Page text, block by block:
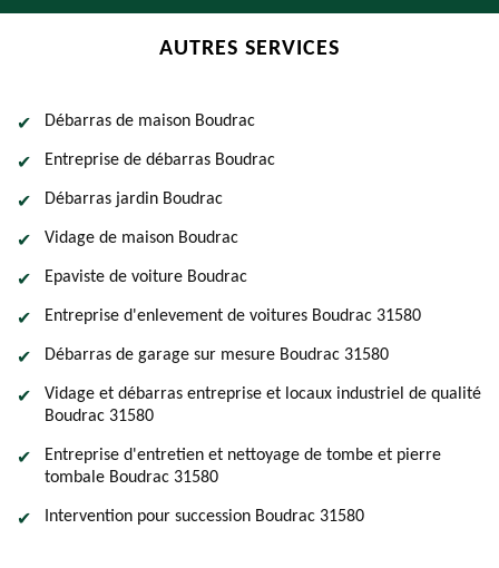
AUTRES SERVICES
Débarras de maison Boudrac
Entreprise de débarras Boudrac
Débarras jardin Boudrac
Vidage de maison Boudrac
Epaviste de voiture Boudrac
Entreprise d'enlevement de voitures Boudrac 31580
Débarras de garage sur mesure Boudrac 31580
Vidage et débarras entreprise et locaux industriel de qualité
Boudrac 31580
Entreprise d'entretien et nettoyage de tombe et pierre
tombale Boudrac 31580
Intervention pour succession Boudrac 31580